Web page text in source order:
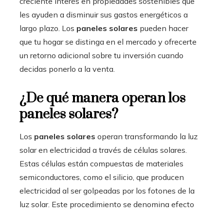
les ayuden a disminuir sus gastos energéticos a
largo plazo. Los paneles solares pueden hacer
que tu hogar se distinga en el mercado y ofrecerte
un retorno adicional sobre tu inversión cuando
decidas ponerlo a la venta.
¿De qué manera operan los
paneles solares?
Los paneles solares operan transformando la luz
solar en electricidad a través de células solares.
Estas células están compuestas de materiales
semiconductores, como el silicio, que producen
electricidad al ser golpeadas por los fotones de la
luz solar. Este procedimiento se denomina efecto